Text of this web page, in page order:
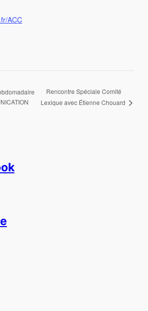
ACC
Rencontre Spéciale Comité
Lexique avec Étienne Chouard